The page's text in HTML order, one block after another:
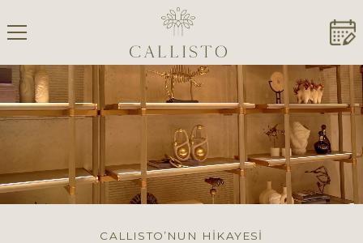
CALLISTO’NUN HİKAYESİ